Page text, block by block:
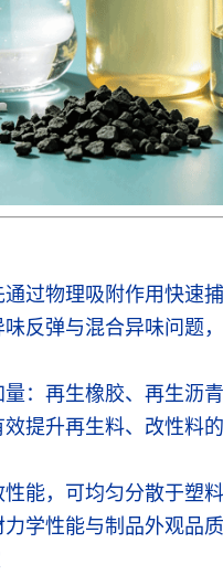
过物理吸附作用快速
反弹与混合异味问题，
：再生橡胶、再生沥
提升再生料、改性料
能，可均匀分散于塑
学性能与制品外观品质